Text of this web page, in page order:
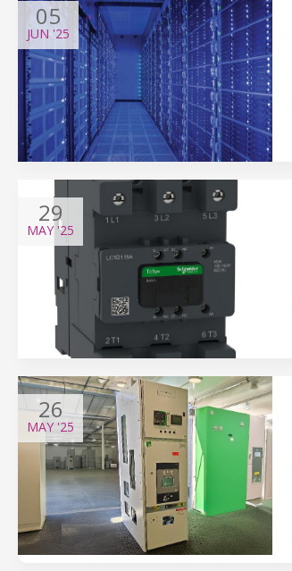
05
JUN '25
29
MAY '25
26
MAY '25